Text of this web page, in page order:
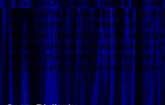
CrescendOrchestra; mentre
estrosissima e appassionata
del costume al Politecnico di
Amicarelli, una delle poche
in Italia, daranno impatto poetico
progetto può contare sul prezioso
Sonia Usurini di Oscar DanzaTeatro.